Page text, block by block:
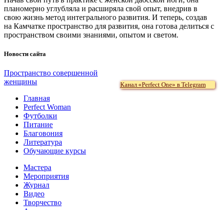
планомерно углубляла и расширяла свой опыт, внедрив в
свою жизнь метод интегрального развития. И теперь, создав
на Камчатке пространство для развития, она готова делиться с
пространством своими знаниями, опытом и светом.
Новости сайта
Канал «Perfect One» в Telegram
Пространство совершенной
женщины
Главная
Perfect Woman
Футболки
Питание
Благовония
Литература
Обучающие курсы
Мастера
Мероприятия
Журнал
Видео
Творчество